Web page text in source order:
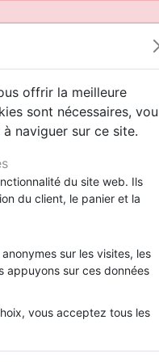
biblique
dessinées
Relation d'aide
société, politique
jeunes
Hip-hop
Adoration
Rock
fiction
States).
voudrait secrètement
offrir la meilleure
sont nécessaires,
naviguer sur ce site.
du site web. Ils
du client, le panier et la
sur les visites, les
appuyons sur ces données
vous acceptez tous les